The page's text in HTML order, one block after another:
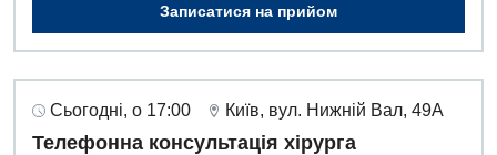
Записатися на прийом
Сьогодні, о 17:00 Київ, вул. Нижній Вал, 49А
Телефонна консультація хірурга